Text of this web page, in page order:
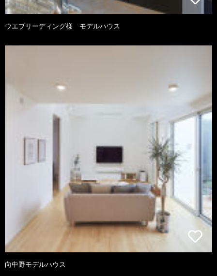
ウエブリーディング様 モデルハウス
向中野モデルハウス